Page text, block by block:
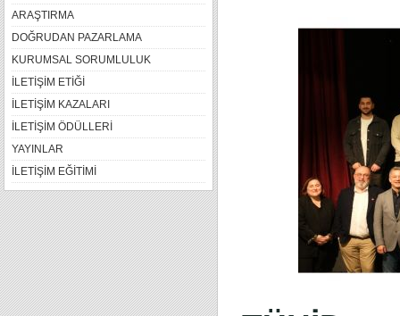
ARAŞTIRMA
DOĞRUDAN PAZARLAMA
KURUMSAL SORUMLULUK
İLETİŞİM ETİĞİ
İLETİŞİM KAZALARI
İLETİŞİM ÖDÜLLERİ
YAYINLAR
İLETİŞİM EĞİTİMİ